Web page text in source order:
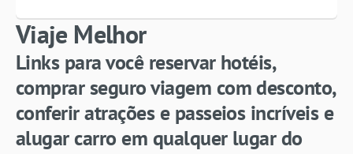
Viaje Melhor
Links para você reservar hotéis,
comprar seguro viagem com desconto,
conferir atrações e passeios incríveis e
alugar carro em qualquer lugar do